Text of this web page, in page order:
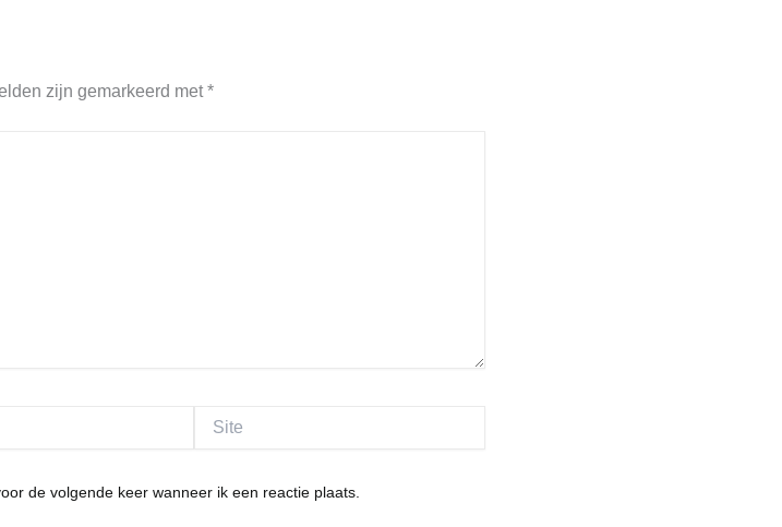
zijn gemarkeerd met*
de volgende keer wanneer ik een reactie plaats.